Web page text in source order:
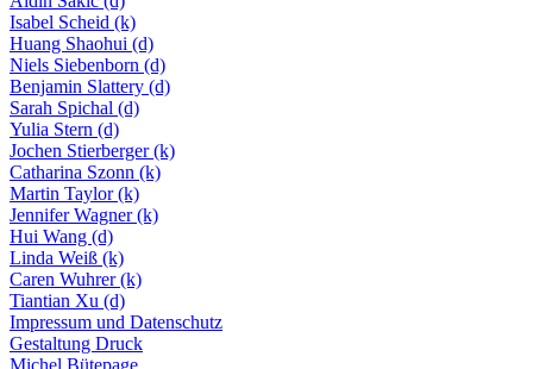
Isabel Scheid (k)
Huang Shaohui (d)
Niels Siebenborn (d)
Benjamin Slattery (d)
Sarah Spichal (d)
Yulia Stern (d)
Jochen Stierberger(k)
Catharina Szonn (k)
Martin Taylor(k)
Jennifer Wagner(k)
Hui Wang (d)
Linda Weiß (k)
Caren Wuhrer(k)
Tiantian Xu (d)
Impressum und Datenschutz
Gestaltung Druck